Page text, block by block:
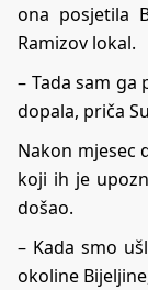
ona posjetila
Ramizov lokal.
– Tada sam
dopala, priča
Nakon mjesec
koji ih je
došao.
– Kada smo
okoline